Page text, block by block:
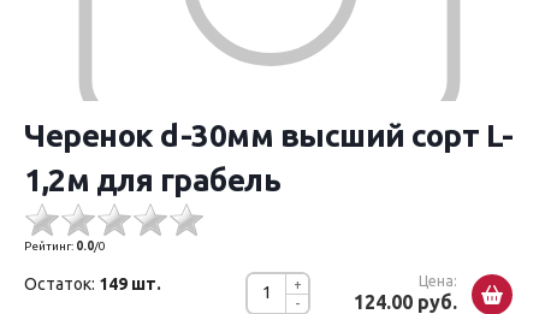
Черенок d-30мм высший сорт L-
1,2м для грабель
Рейтинг: 0.0/0
-
+ Цена:
124.00 руб.
Остаток: 149 шт.